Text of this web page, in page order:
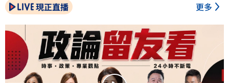
現正直播 更多